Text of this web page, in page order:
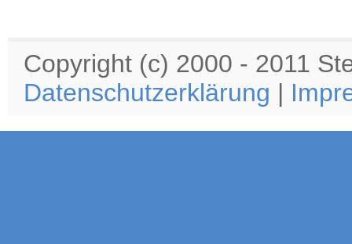
Copyright (c) 2000 - 2011
Datenschutzerklärung |